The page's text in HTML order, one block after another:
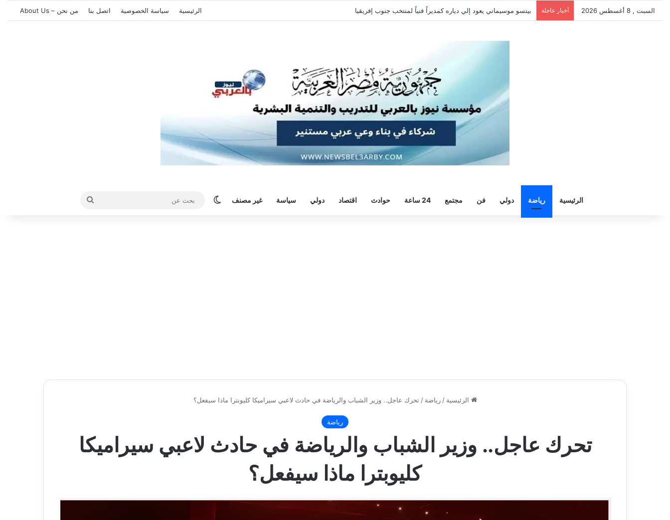
السبت , 8 أغسطس 2026 أخبار عاجلة رسمياً.. الزمالك يجدد الثقة في معتمد جمال مدير فنياً للفارس الابيض الرئيسية سياسة الخصوصية اتصل بنا من نحن – About Us
الرئيسية رياضة دولي فن مجتمع 24 ساعة حوادث اقتصاد دولي سياسة غير مصنف الوضع المظلم
بحث
الرئيسية / رياضة / تحرك عاجل.. وزير الشباب والرياضة في حادث لاعبي سيراميكا كليوبترا ماذا سيفعل؟
رياضة
تحرك عاجل.. وزير الشباب والرياضة في حادث لاعبي سيراميكا
كليوبترا ماذا سيفعل؟